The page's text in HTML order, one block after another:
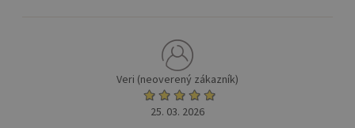
Veri (neoverený zákazník)
25. 03. 2026